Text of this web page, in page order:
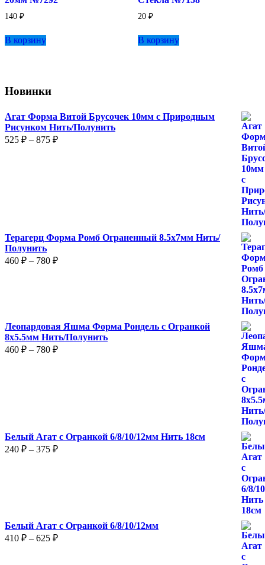
140 ₽
В корзину
20 ₽
В корзину
Новинки
Агат Форма Витой Брусочек 10мм с Природным
Рисунком Нить/Полунить
525 ₽ – 875 ₽Диапазон
Терагерц Форма Ромб Ограненный 8.5х7мм Нить/
Полунить
460 ₽ – 780 ₽Диапазон
Леопардовая Яшма Форма Рондель с Огранкой
8х5.5мм Нить/Полунить
460 ₽ – 780 ₽Диапазон
Белый Агат с Огранкой 6/8/10/12мм Нить 18см
240 ₽ – 375 ₽Диапазон
Белый Агат с Огранкой 6/8/10/12мм
410 ₽ – 625 ₽Диапазон